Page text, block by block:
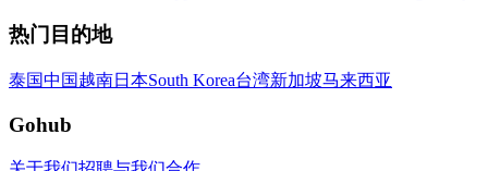
热门目的地
泰国中国越南日本South Korea台湾新加坡马来西亚
Gohub